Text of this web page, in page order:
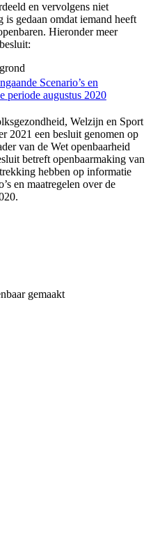
en vervolgens niet
gedaan omdat iemand heeft
Hieronder meer
Scenario’s en
periode augustus 2020
Welzijn en Sport
2021 een besluit genomen op
van de Wet openbaarheid
betreft openbaarmaking van
hebben op informatie
en maatregelen over de
gemaakt